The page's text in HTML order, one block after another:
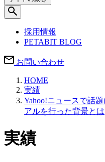
採用情報
PETABIT BLOG
お問い合わせ
HOME
実績
Yahoo!ニュースで話
アルを行った背景とは
実績